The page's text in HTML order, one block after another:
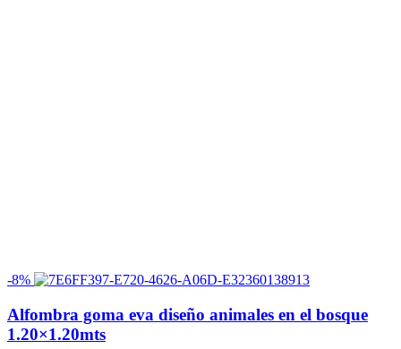
-8%
Alfombra goma eva diseño animales en el bosque
1.20×1.20mts